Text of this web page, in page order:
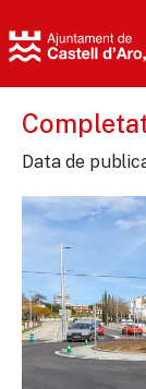
Data de